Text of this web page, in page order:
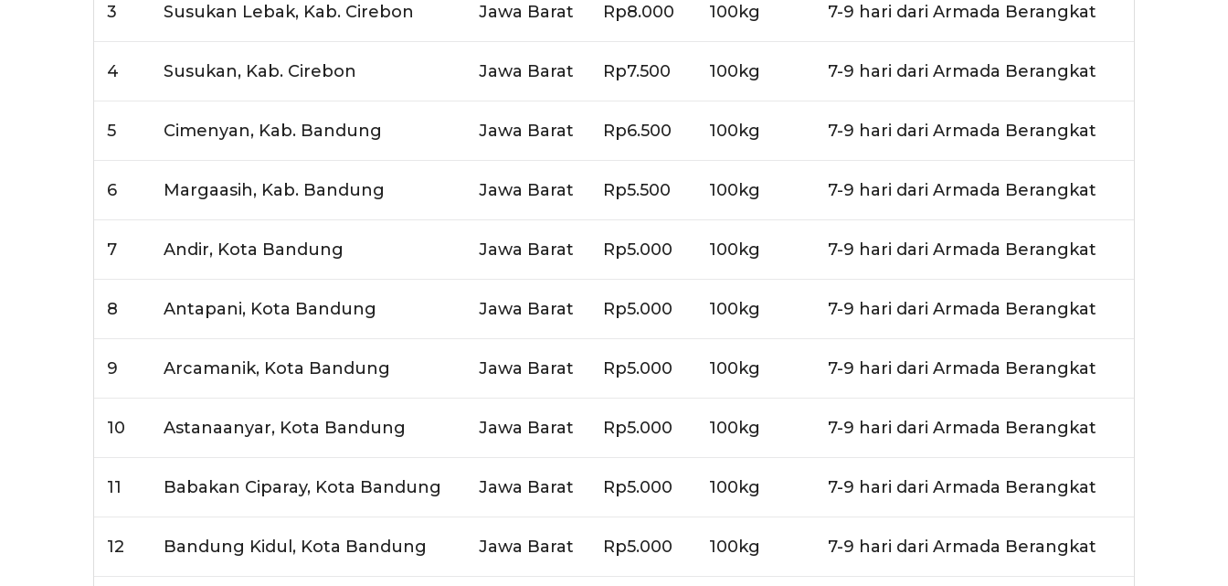
3 Susukan Lebak, Kab. Cirebon Jawa Barat Rp8.000 100kg 7-9 hari dari Armada Berangkat
4 Susukan, Kab. Cirebon Jawa Barat Rp7.500 100kg 7-9 hari dari Armada Berangkat
5 Cimenyan, Kab. Bandung Jawa Barat Rp6.500 100kg 7-9 hari dari Armada Berangkat
6 Margaasih, Kab. Bandung Jawa Barat Rp5.500 100kg 7-9 hari dari Armada Berangkat
7 Andir, Kota Bandung Jawa Barat Rp5.000 100kg 7-9 hari dari Armada Berangkat
8 Antapani, Kota Bandung Jawa Barat Rp5.000 100kg 7-9 hari dari Armada Berangkat
9 Arcamanik, Kota Bandung Jawa Barat Rp5.000 100kg 7-9 hari dari Armada Berangkat
10 Astanaanyar, Kota Bandung Jawa Barat Rp5.000 100kg 7-9 hari dari Armada Berangkat
11 Babakan Ciparay, Kota Bandung Jawa Barat Rp5.000 100kg 7-9 hari dari Armada Berangkat
12 Bandung Kidul, Kota Bandung Jawa Barat Rp5.000 100kg 7-9 hari dari Armada Berangkat